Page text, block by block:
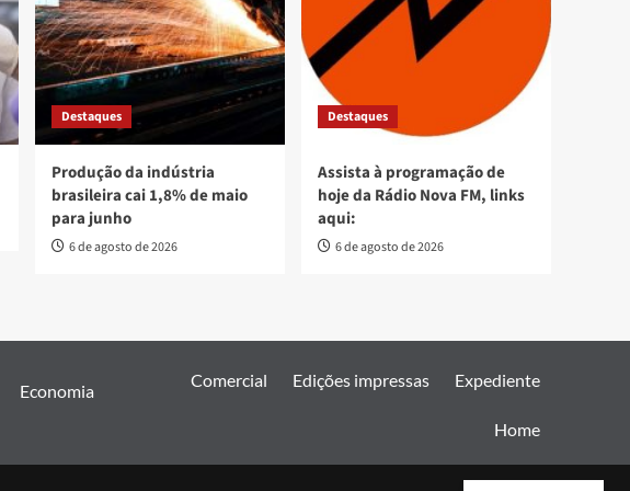
Destaques
Produção da indústria
brasileira cai 1,8% de maio
para junho
6 de agosto de 2026
Destaques
Assista à programação de
hoje da Rádio Nova FM, links
aqui:
6 de agosto de 2026
Economia
Comercial Edições impressas Expediente
Home